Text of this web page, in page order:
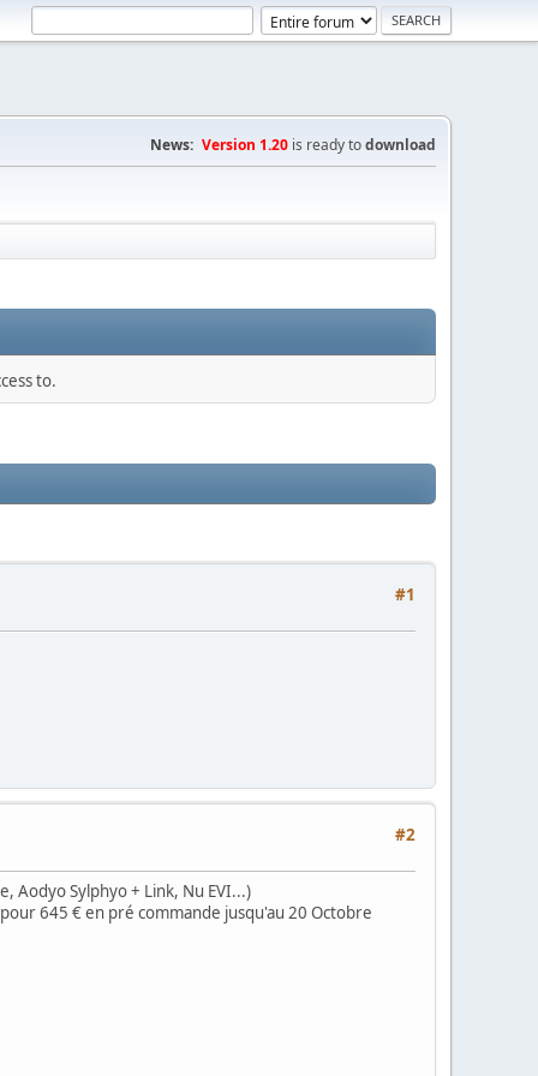
News: Version 1.20 is ready todownload
to.
#1
#2
Aodyo Sylphyo + Link, Nu EVI...)
645 € en pré commande jusqu'au 20 Octobre